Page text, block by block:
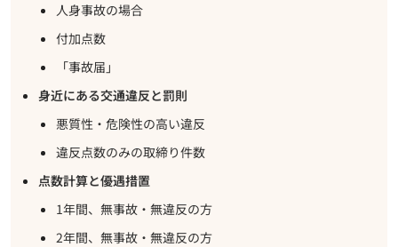
人身事故の場合
付加点数
「事故届」
身近にある交通違反と罰則
悪質性・危険性の高い違反
違反点数のみの取締り件数
点数計算と優遇措置
1年間、無事故・無違反の方
2年間、無事故・無違反の方